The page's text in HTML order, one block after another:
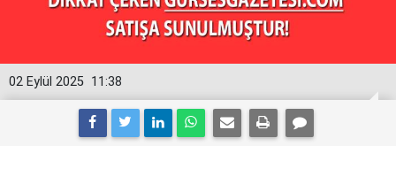
11:38
02 Eylül 2025